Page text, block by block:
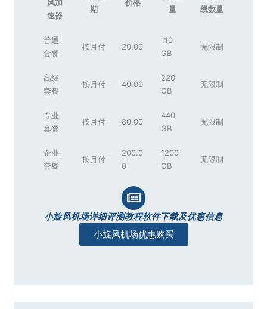
风加
速器
期
价格
量
线数量
普通
套餐
按月付 20.00
110
GB
无限制
高级
套餐
按月付 40.00
220
GB
无限制
专业
套餐
按月付 80.00
440
GB
无限制
企业
套餐
按月付
200.0
0
1200
GB
无限制
小旋风机场详细评测教程软件下载及优惠信息
小旋风机场优惠购买